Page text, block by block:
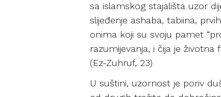
sa islamskog stajališta uzor
slijeđenje ashaba, tabiina,
onima koji su svoju pamet
razumijevanja, i čija je
(Ez-Zuhruf, 23)
U suštini, uzornost je poriv